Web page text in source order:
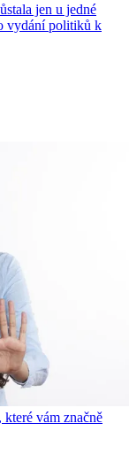
jen u jedné
vydání politiků k
vám značně